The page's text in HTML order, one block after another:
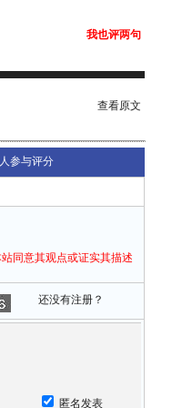
我也评两句
查看原文
参与评分
同意其观点或证实其描述
还没有注册？
匿名发表